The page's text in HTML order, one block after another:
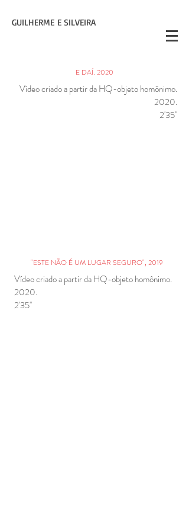
GUILHERME E SILVEIRA
E DAÍ. 2020
Vídeo criado a partir da HQ-objeto homônimo.
2020.
2'35''
"ESTE NÃO É UM LUGAR SEGURO", 2019
Vídeo criado a partir da HQ-objeto homônimo.
2020.
2'35''